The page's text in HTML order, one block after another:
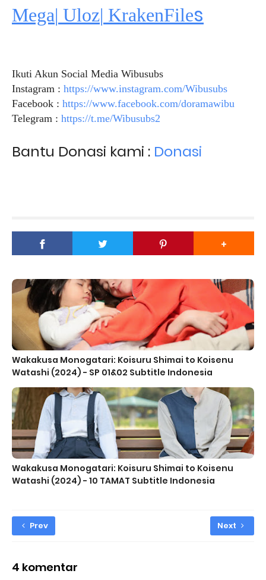
Mega| Uloz| KrakenFiles
Ikuti Akun Social Media Wibusubs
Instagram : https://www.instagram.com/Wibusubs
Facebook : https://www.facebook.com/doramawibu
Telegram : https://t.me/Wibusubs2
Bantu Donasi kami : Donasi
Wakakusa Monogatari: Koisuru Shimai to Koisenu
Watashi (2024) - SP 01&02 Subtitle Indonesia
Wakakusa Monogatari: Koisuru Shimai to Koisenu
Watashi (2024) - 10 TAMAT Subtitle Indonesia
Prev Next
4 komentar